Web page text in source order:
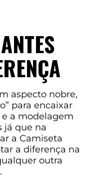
aspecto nobre,
para encaixar
a modelagem
já que na
a Camiseta
a diferença na
outra